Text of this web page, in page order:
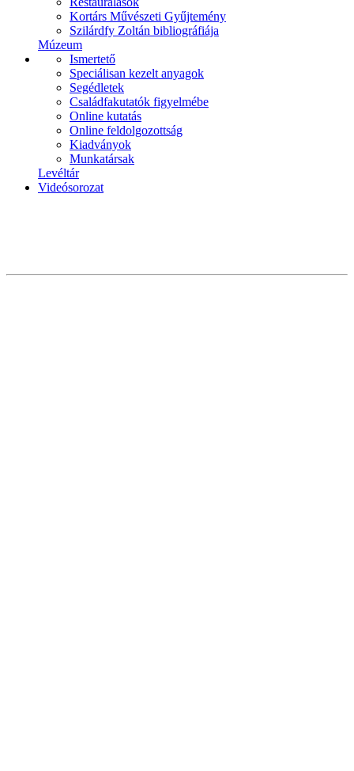
Kortárs Művészeti Gyűjtemény
Szilárdfy Zoltán bibliográfiája
Múzeum
Ismertető
Speciálisan kezelt anyagok
Segédletek
Családfakutatók figyelmébe
Online kutatás
Online feldolgozottság
Kiadványok
Munkatársak
Levéltár
Videósorozat